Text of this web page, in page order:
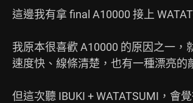
這邊我有拿 final A10000 接上
我原本很喜歡 A10000 的原因之一，
速度快、線條清楚，也有一種漂亮的
但這次聽 IBUKI + WATATSUMI，會